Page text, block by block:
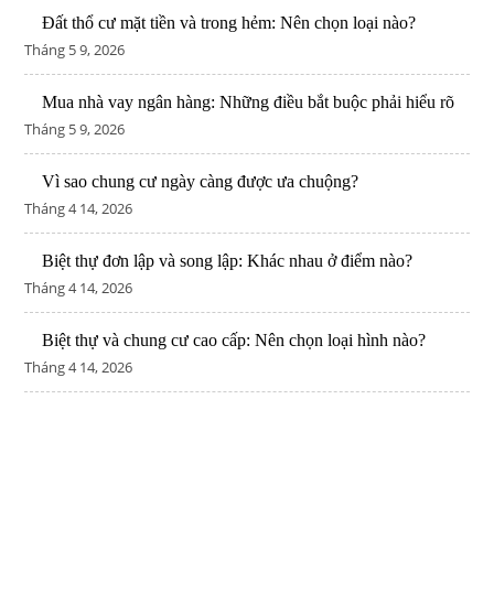
Đất thổ cư mặt tiền và trong hẻm: Nên chọn loại nào?
Tháng 5 9, 2026
Mua nhà vay ngân hàng: Những điều bắt buộc phải hiểu rõ
Tháng 5 9, 2026
Vì sao chung cư ngày càng được ưa chuộng?
Tháng 4 14, 2026
Biệt thự đơn lập và song lập: Khác nhau ở điểm nào?
Tháng 4 14, 2026
Biệt thự và chung cư cao cấp: Nên chọn loại hình nào?
Tháng 4 14, 2026